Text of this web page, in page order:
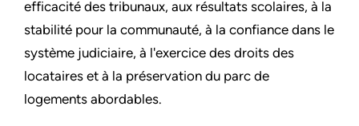
efficacité des tribunaux, aux résultats scolaires, à la
stabilité pour la communauté, à la confiance dans le
système judiciaire, à l'exercice des droits des
locataires et à la préservation du parc de
logements abordables.